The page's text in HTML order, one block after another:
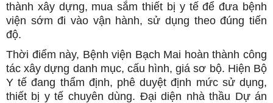
thành xây dựng, mua sắm thiết bị y tế để đưa bệnh
viện sớm đi vào vận hành, sử dụng theo đúng tiến
độ.
Thời điểm này, Bệnh viện Bạch Mai hoàn thành công
tác xây dựng danh mục, cấu hình, giá sơ bộ. Hiện Bộ
Y tế đang thẩm định, phê duyệt định mức sử dụng,
thiết bị y tế chuyên dùng. Đại diện nhà thầu Dự án